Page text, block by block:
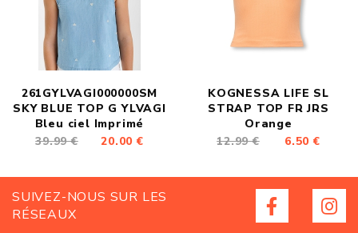
261GYLVAGI000000SM
SKY BLUE TOP G YLVAGI
Bleu ciel Imprimé
39.99 €
20.00 €
KOGNESSA LIFE SL
STRAP TOP FR JRS
Orange
12.99 €
6.50 €
SUIVEZ-NOUS SUR LES
RÉSEAUX